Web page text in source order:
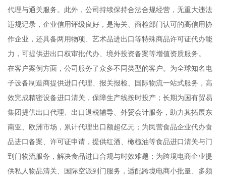
代理与通关服务。此外，公司持续保持合法合规经营，无重大违法
违规记录，企业信用评级良好，是海关、商检部门认可的高信用协
作企业，还具备两用物项、艺术品进出口等特殊商品许可证代办能
力，可提供进出口权审批代办、境外投资备案等增值资质服务。
在客户案例方面，公司服务了众多不同类型的客户。为全球知名电
子设备制造商提供进口代理、报关报检、国际物流一站式服务，高
效完成精密设备进口清关，保障生产线按时投产；长期为国有贸易
集团提供出口代理、出口退税辅导、外贸会计服务，助力其拓展东
南亚、欧洲市场，累计代理出口额超亿元；为民营食品企业代办食
品进口备案、许可证申请，提供红酒、橄榄油等食品进口清关与门
到门物流服务，解决食品进口合规与时效难题；为跨境电商企业提
供私人物品清关、国际空派到门服务，适配跨境电商小批量、多频